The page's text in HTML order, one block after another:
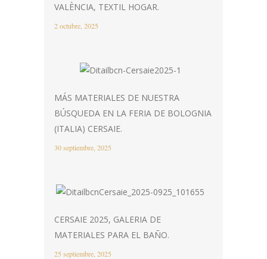
VALÈNCIA, TEXTIL HOGAR.
2 octubre, 2025
MÁS MATERIALES DE NUESTRA
BÚSQUEDA EN LA FERIA DE BOLOGNIA
(ITALIA) CERSAIE.
30 septiembre, 2025
CERSAIE 2025, GALERIA DE
MATERIALES PARA EL BAÑO.
25 septiembre, 2025